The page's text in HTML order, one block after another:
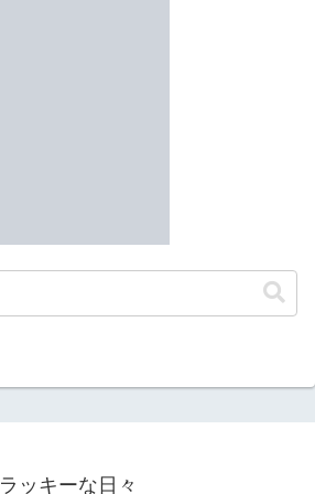
ラッキーな日々